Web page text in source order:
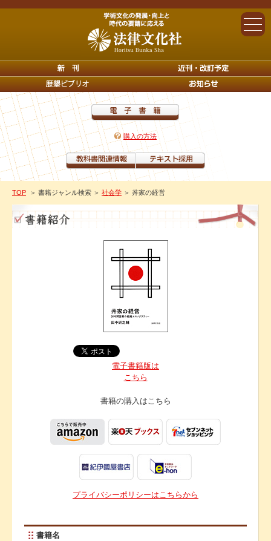
購入の方法
TOP ＞ 書籍ジャンル検索 ＞ 社会学 ＞ 丼家の経営
電子書籍版は
こちら
書籍の購入はこちら
プライバシーポリシーはこちらから
書籍名